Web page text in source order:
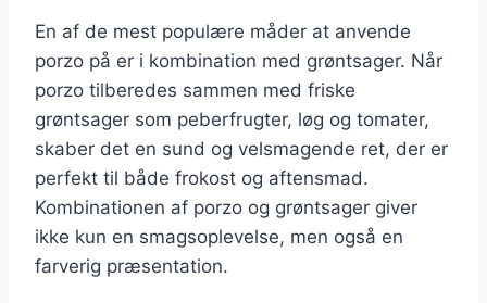
En af de mest populære måder at anvende
porzo på er i kombination med grøntsager. Når
porzo tilberedes sammen med friske
grøntsager som peberfrugter, løg og tomater,
skaber det en sund og velsmagende ret, der er
perfekt til både frokost og aftensmad.
Kombinationen af porzo og grøntsager giver
ikke kun en smagsoplevelse, men også en
farverig præsentation.